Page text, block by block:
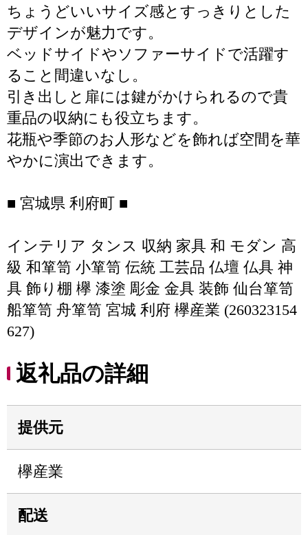
ちょうどいいサイズ感とすっきりとした
デザインが魅力です。
ベッドサイドやソファーサイドで活躍す
ること間違いなし。
引き出しと扉には鍵がかけられるので貴
重品の収納にも役立ちます。
花瓶や季節のお人形などを飾れば空間を華
やかに演出できます。
■ 宮城県 利府町 ■
インテリア タンス 収納 家具 和 モダン 高
級 和箪笥 小箪笥 伝統 工芸品 仏壇 仏具 神
具 飾り棚 欅 漆塗 彫金 金具 装飾 仙台箪笥
船箪笥 舟箪笥 宮城 利府 欅産業 (260323154
627)
返礼品の詳細
提供元
欅産業
配送